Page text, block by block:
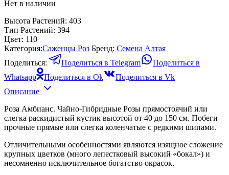
Нет в наличии
Высота Растений: 403
Тип Растений: 394
Цвет: 110
Категория:Саженцы Роз Бренд: Семена Алтая
Поделиться:
Поделиться в Telegram
Поделиться в
Whatsapp
Поделиться в Ok
Поделиться в Vk
Описание
Роза Амбианс. Чайно-Гибридные Розы прямостоячий или
слегка раскидистый кустик высотой от 40 до 150 см. Побеги
прочные прямые или слегка коленчатые с редкими шипами.
Отличительными особенностями являются изящное сложение
крупных цветков (много лепестковый высокий «бокал») и
несомненно исключительное богатство окрасок.